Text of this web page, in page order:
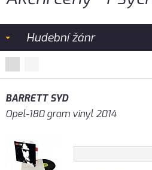
Hudební žánr
BARRETT SYD
Opel-180 gram vinyl 2014